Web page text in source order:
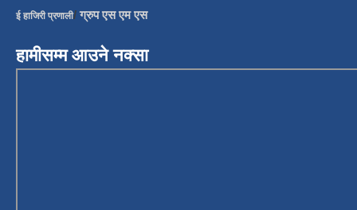
ई हाजिरी प्रणाली/ग्रुप एस एम एस
हामीसम्म आउने नक्सा